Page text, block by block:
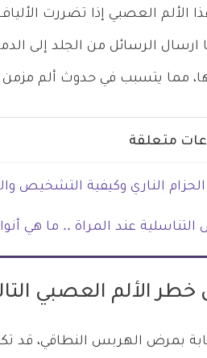
الألم العصبي إذا تضررت
ارسال الرسائل من الجلد إلى
مما يتسبب في حدوث ألم
متعلقة
الناري وكيفية التشخيص
التناسلية عند المراة .. ما هي
خطر الألم العصبي
بمرض الهربس النطاقي، قد